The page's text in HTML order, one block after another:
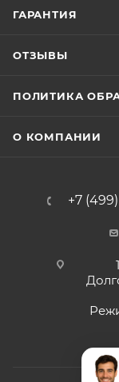
ГАРАНТИЯ
ОТЗЫВЫ
ПОЛИТИКА
О КОМПАНИИ
+7